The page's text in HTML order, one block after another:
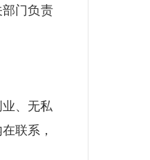
门负责
、无私
联系，